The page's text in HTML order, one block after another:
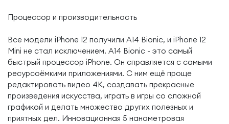
Процессор и производительность
Все модели iPhone 12 получили A14 Bionic, и iPhone 12
Mini не стал исключением. A14 Bionic - это самый
быстрый процессор iPhone. Он справляется с самыми
ресурсоёмкими приложениями. С ним ещё проще
редактировать видео 4K, создавать прекрасные
произведения искусства, играть в игры со сложной
графикой и делать множество других полезных и
приятных дел. Инновационная 5 нанометровая